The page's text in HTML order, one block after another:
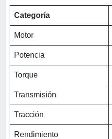
Categoría
Motor
Potencia
Torque
Transmisión
Tracción
Rendimiento